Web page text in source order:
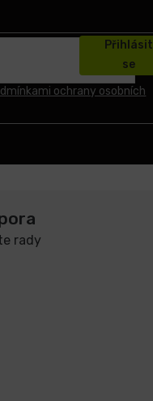
ochrany osobních
Přihlásit
se
rady